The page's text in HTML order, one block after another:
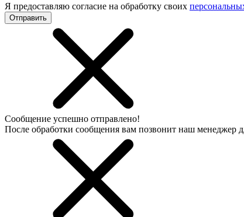
Я предоставляю согласие на обработку своих
Отправить
Сообщение успешно отправлено!
После обработки сообщения вам позвонит наш менеджер